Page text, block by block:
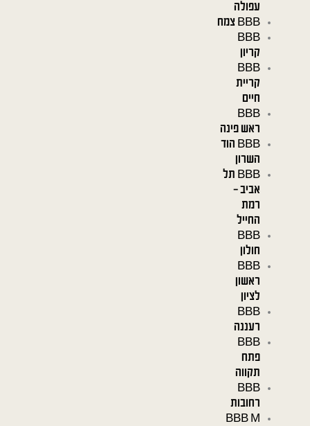
עפולה
BBB צמח
BBB
קריון
BBB
קריית
חיים
BBB
ראש פינה
BBB הוד
השרון
BBB תל
אביב –
רמת
החייל
BBB
חולון
BBB
ראשון
לציון
BBB
רעננה
BBB
פתח
תקווה
BBB
רחובות
BBB M